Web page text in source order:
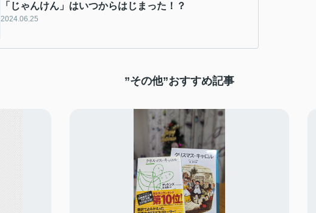
「じゃんけん」はいつからはじまった！？
2024.06.25
”その他”おすすめ記事